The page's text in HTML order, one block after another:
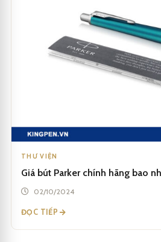
THƯ VIỆN
Giá bút Parker chính hãng bao
02/10/2024
ĐỌC TIẾP